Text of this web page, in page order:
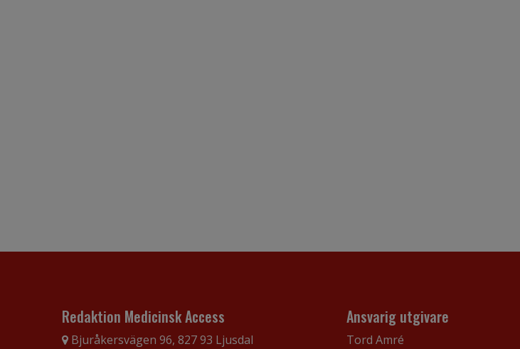
Redaktion Medicinsk Access
Bjuråkersvägen 96, 827 93 Ljusdal
Ansvarig utgivare
Tord Amré